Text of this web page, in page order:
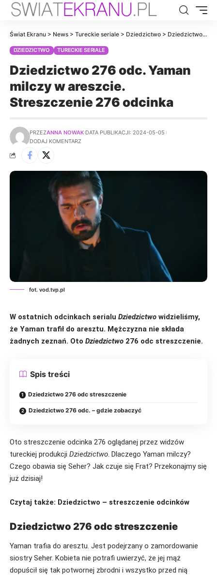
Świat Ekranu > News > Tureckie seriale > Dziedzictwo > Dziedzictwo 276 odc. Yaman milczy w areszcie. Streszczenie 276 odcinka
DZIEDZICTWO TURECKIE SERIALE
Dziedzictwo 276 odc. Yaman
milczy w areszcie.
Streszczenie 276 odcinka
PRZEZANNA NOWAK DATA PUBLIKACJI: 2024-05-05
DODAJ KOMENTARZ
fot. vod.tvp.pl
W ostatnich odcinkach serialu Dziedzictwo widzieliśmy,
że Yaman trafił do aresztu. Mężczyzna nie składa
żadnych zeznań. Oto Dziedzictwo 276 odc streszczenie.
Spis treści
Dziedzictwo 276 odc streszczenie
Dziedzictwo 276 odc. – gdzie zobaczyć
Oto streszczenie odcinka 276 oglądanej przez widzów
tureckiej produkcji Dziedzictwo. Dlaczego Yaman milczy?
Czego obawia się Seher? Jak czuje się Frat? Przekonajmy się
już dzisiaj!
Czytaj także: Dziedzictwo – streszczenie odcinków
Dziedzictwo 276 odc streszczenie
Yaman trafia do aresztu. Jest podejrzany o zamordowanie
siostry Seher. Kobieta nie potrafi uwierzyć, że jej mąż
dopuścił się tak potwornej zbrodni i wszystko przed nią